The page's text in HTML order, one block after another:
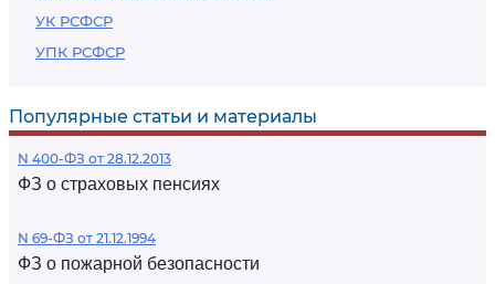
УК РСФСР
УПК РСФСР
Популярные статьи и материалы
N 400-ФЗ от 28.12.2013
ФЗ о страховых пенсиях
N 69-ФЗ от 21.12.1994
ФЗ о пожарной безопасности